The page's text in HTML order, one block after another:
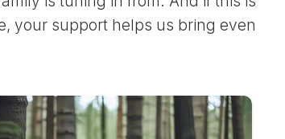
your support helps us bring even